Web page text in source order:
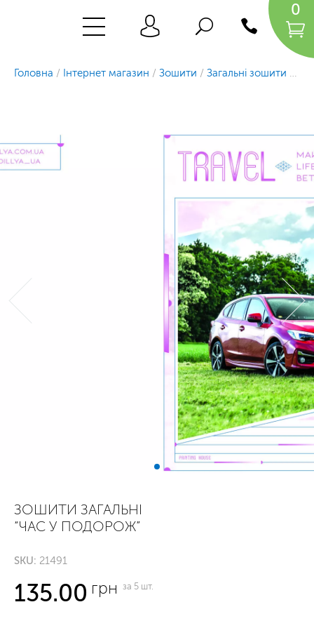
Головна / Інтернет магазин / Зошити / Загальні зошити
0
ЗОШИТИ ЗАГАЛЬНІ
“ЧАС У ПОДОРОЖ”
SKU: 21491
135.00грн за 5 шт.